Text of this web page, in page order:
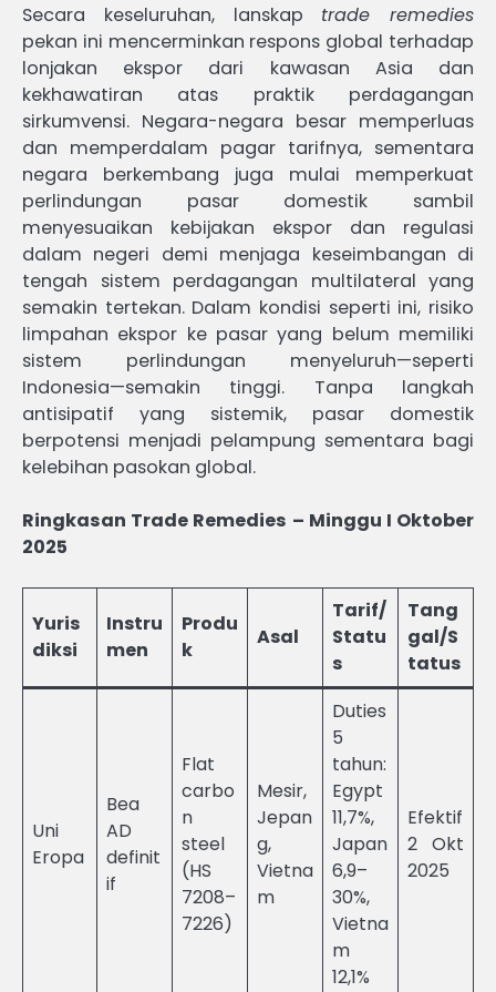
Secara keseluruhan, lanskap trade remedies
pekan ini mencerminkan respons global terhadap
lonjakan ekspor dari kawasan Asia dan
kekhawatiran atas praktik perdagangan
sirkumvensi. Negara-negara besar memperluas
dan memperdalam pagar tarifnya, sementara
negara berkembang juga mulai memperkuat
perlindungan pasar domestik sambil
menyesuaikan kebijakan ekspor dan regulasi
dalam negeri demi menjaga keseimbangan di
tengah sistem perdagangan multilateral yang
semakin tertekan. Dalam kondisi seperti ini, risiko
limpahan ekspor ke pasar yang belum memiliki
sistem perlindungan menyeluruh—seperti
Indonesia—semakin tinggi. Tanpa langkah
antisipatif yang sistemik, pasar domestik
berpotensi menjadi pelampung sementara bagi
kelebihan pasokan global.
Ringkasan Trade Remedies – Minggu I Oktober
2025
Yuris
diksi
Instru
men
Produ
k
Asal
Tarif/
Statu
s
Tang
gal/S
tatus
Uni
Eropa
Bea
AD
definit
if
Flat
carbo
n
steel
(HS
7208–
7226)
Mesir,
Jepan
g,
Vietna
m
Duties
5
tahun:
Egypt
11,7%,
Japan
6,9–
30%,
Vietna
m
12,1%
Efektif
2 Okt
2025